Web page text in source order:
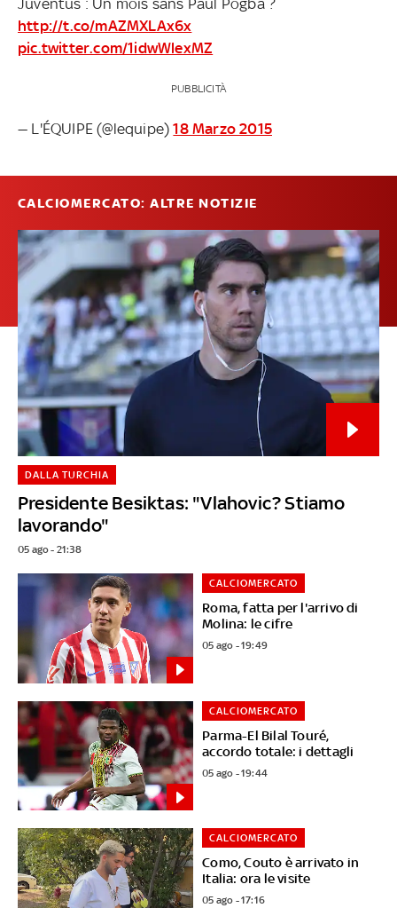
http://t.co/mAZMXLAx6x
pic.twitter.com/1idwWlexMZ
PUBBLICITÀ
— L'ÉQUIPE (@lequipe)18 Marzo 2015
CALCIOMERCATO: ALTRE NOTIZIE
Presidente Besiktas: "Vlahovic? Stiamo
lavorando"
DALLA TURCHIA
05 ago - 21:38
Roma, fatta per l'arrivo di
Molina: le cifre
CALCIOMERCATO
05 ago - 19:49
Parma-El Bilal Touré,
accordo totale: i dettagli
CALCIOMERCATO
05 ago - 19:44
Como, Couto è arrivato in
Italia: ora le visite
CALCIOMERCATO
05 ago - 17:16